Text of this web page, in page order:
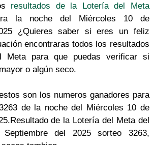
resultados de la Lotería del Meta
la noche del Miércoles 10 de
¿Quieres saber si eres un feliz
encontraras todos los resultados
Meta para que puedas verificar si
o algún seco.
son los numeros ganadores para
de la noche del Miércoles 10 de
de la Lotería del Meta del
del 2025 sorteo 3263,